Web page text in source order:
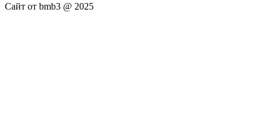
Сайт от bmb3 @ 2025